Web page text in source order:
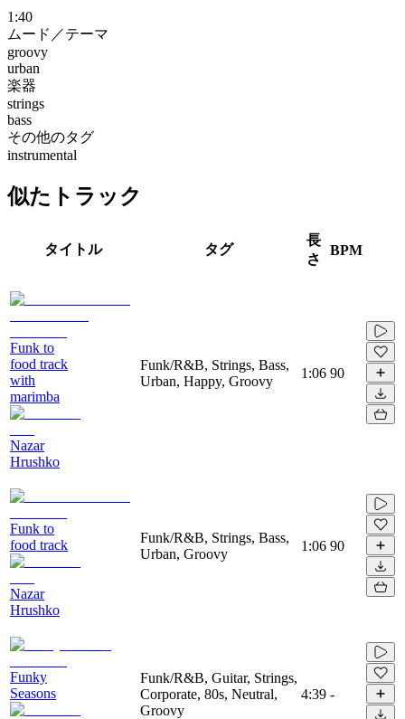
1:40
ムード／テーマ
groovy
urban
楽器
strings
bass
その他のタグ
instrumental
似たトラック
タイトル タグ
長
さ
BPM
Funk to
food track
with
marimba
Nazar
Hrushko
Funk/R&B, Strings, Bass,
Urban, Happy, Groovy
1:06 90
Funk to
food track
Nazar
Hrushko
Funk/R&B, Strings, Bass,
Urban, Groovy
1:06 90
Funky
Seasons
Funk/R&B, Guitar, Strings,
Corporate, 80s, Neutral,
Groovy
4:39 -